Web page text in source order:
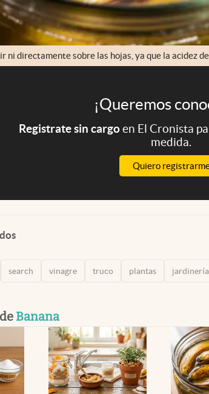
ni directamente sobre las hojas, ya que la acidez
¡Queremos
Registrate sin cargoen El Cronista
medida.
Quiero
search vinagre truco plantas jardinería
Banana